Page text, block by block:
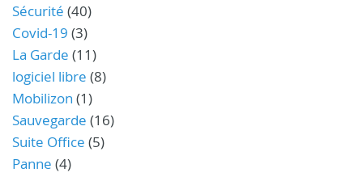
Sécurité (40)
Covid-19 (3)
La Garde (11)
logiciel libre (8)
Mobilizon (1)
Sauvegarde (16)
Suite Office (5)
Panne (4)